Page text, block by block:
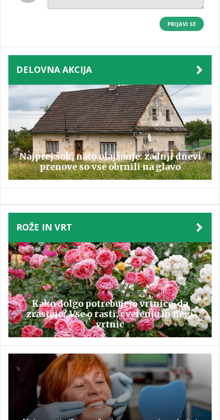
PRIJAVI SE
DELOVNA AKCIJA
Najprej šok, nato olajšanje: zadnji dnevi
prenove so vse obrnili na glavo
ROŽE IN VRT
Kako dolgo potrebujejo vrtnice, da
zrastejo? Vse o rasti, cvetenju in negi
vrtnic